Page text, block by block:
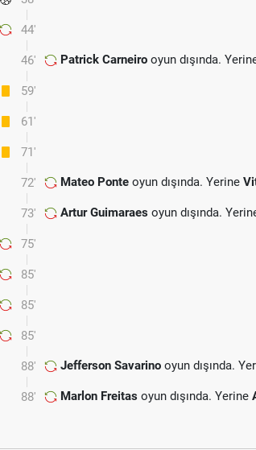
44'
46' Patrick Carneiro oyun dışında.
59'
61'
71'
72' Mateo Ponte oyun dışında. Yerine
73' Artur Guimaraes oyun dışında.
75'
85'
85'
85'
88' Jefferson Savarino oyun dışında.
88' Marlon Freitas oyun dışında. Yerine